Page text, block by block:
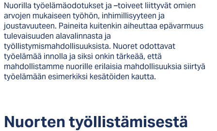
Nuorilla työelämäodotukset ja –toiveet liittyvät omien
arvojen mukaiseen työhön, inhimillisyyteen ja
joustavuuteen. Paineita kuitenkin aiheuttaa epävarmuus
tulevaisuuden alavalinnasta ja
työllistymismahdollisuuksista. Nuoret odottavat
työelämää innolla ja siksi onkin tärkeää, että
mahdollistamme nuorille erilaisia mahdollisuuksia siirtyä
työelämään esimerkiksi kesätöiden kautta.
Nuor­ten työl­lis­tä­mi­ses­tä